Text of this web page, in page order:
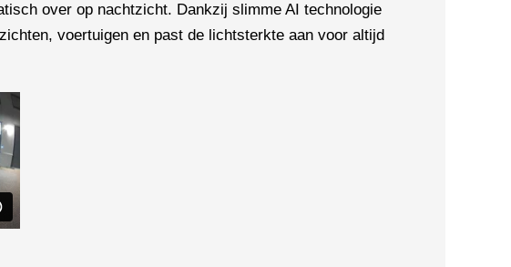
over op nachtzicht. Dankzij slimme AI technologie
voertuigen en past de lichtsterkte aan voor altijd